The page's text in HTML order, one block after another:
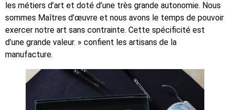
les métiers d’art et doté d’une très grande autonomie. Nous
sommes Maîtres d’œuvre et nous avons le temps de pouvoir
exercer notre art sans contrainte. Cette spécificité est
d’une grande valeur. » confient les artisans de la
manufacture.